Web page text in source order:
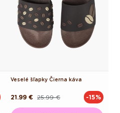
Veselé šľapky Čierna káva
Pôvodná25.99 €
Akciová
21.99 € -15%